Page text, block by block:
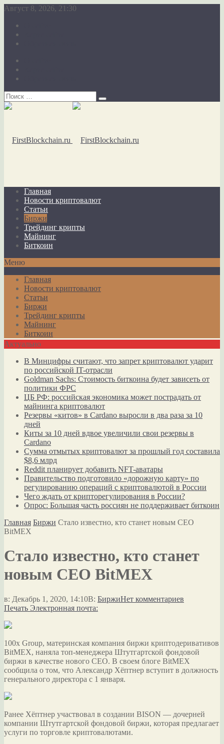
Август 8, 2026, 21:30
Главная
Новости криптовалют
Статьи
Биржи
Трейдинг крипты
Майнинг
Биткоин
Меню
Главная
Новости криптовалют
Статьи
Биржи
Трейдинг крипты
Майнинг
Биткоин
Актуально
В Минцифры считают, что запрет криптовалют ударит
по российской IT-отрасли
Goldman Sachs: Стоимость биткоина будет зависеть от
политики ФРС
ЦБ РФ: российская экономика может пострадать от
майнинга криптовалют
Резервы «китов» в Cardano выросли в два раза за 10
дней
Киты за 10 дней вдвое увеличили свои резервы в
Cardano
Сумма отмытых криптовалют за прошлый год составила
$8,6 млрд
Reddit планирует добавить NFT-аватары
Правительство подготовило «дорожную карту» по
регулированию операций с криптовалютой в России
Чего ждать от крипторегулирования в России?
Опрос: Большая часть россиян не поддерживает биткоин
Главная Биржи Стало известно, кто станет новым CEO
BitMEX
Стало известно, кто станет
новым CEO BitMEX
в: Декабрь 1, 2020, 14:10В: БиржиНет комментариев
Печать Электронная почта:
100x Group, материнская компания биржи криптодеривативов
BitMEX, наняла топ-менеджера Штутгартской фондовой
биржи в качестве нового CEO. В своем блоге BitMEX
сообщила о том, что Александр Хёптнер вступит в должность
генерального директора с 1 января.
Ранее Хёптнер участвовал в создании BISON ― дочерней
компании Штутгартской фондовой биржи, которая предлагает
услуги по торговле криптовалютами.